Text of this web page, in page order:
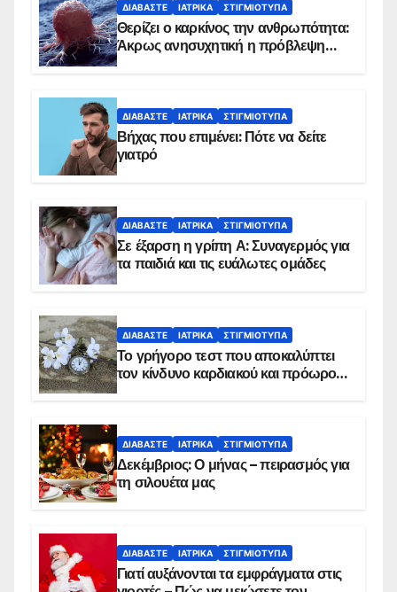
ΔΙΑΒΆΣΤΕ ΙΑΤΡΙΚΆ ΣΤΙΓΜΙΌΤΥΠΑ
Θερίζει ο καρκίνος την ανθρωπότητα:
Άκρως ανησυχητική η πρόβλεψη…
ΔΙΑΒΆΣΤΕ ΙΑΤΡΙΚΆ ΣΤΙΓΜΙΌΤΥΠΑ
Βήχας που επιμένει: Πότε να δείτε
γιατρό
ΔΙΑΒΆΣΤΕ ΙΑΤΡΙΚΆ ΣΤΙΓΜΙΌΤΥΠΑ
Σε έξαρση η γρίπη Α: Συναγερμός για
τα παιδιά και τις ευάλωτες ομάδες
ΔΙΑΒΆΣΤΕ ΙΑΤΡΙΚΆ ΣΤΙΓΜΙΌΤΥΠΑ
Το γρήγορο τεστ που αποκαλύπτει
τον κίνδυνο καρδιακού και πρόωρου
ΔΙΑΒΆΣΤΕ ΙΑΤΡΙΚΆ ΣΤΙΓΜΙΌΤΥΠΑ
Δεκέμβριος: Ο μήνας – πειρασμός για
τη σιλουέτα μας
ΔΙΑΒΆΣΤΕ ΙΑΤΡΙΚΆ ΣΤΙΓΜΙΌΤΥΠΑ
Γιατί αυξάνονται τα εμφράγματα στις